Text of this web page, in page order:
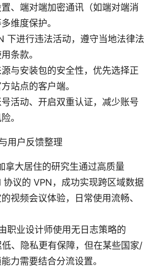
、端对端加密通讯（如端对端消
维度保护。
下进行违法活动，遵守当地法律法
条款。
与安装包的安全性，优先选择正
站点的客户端。
活动、开启双重认证，减少账号
。
用户反馈整理
拿大居住的研究生通过高质量
议的 VPN，成功实现跨区域数据
视频会议体验，日常使用流畅、
职业设计师使用无日志策略的
、隐私更有保障，但在某些国家/
力需要结合分流设置。